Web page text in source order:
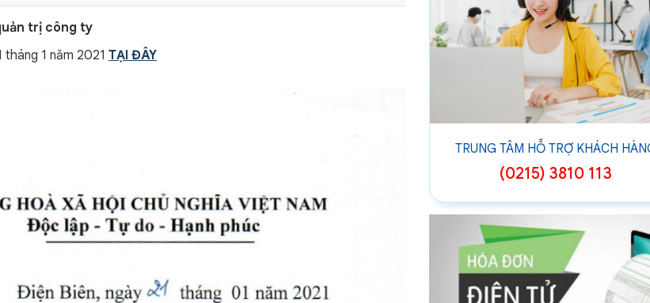
trị công ty
1 năm 2021 TẠI ĐÂY
TRUNG TÂM HỖ TRỢ KHÁCH
(0215) 3810 113